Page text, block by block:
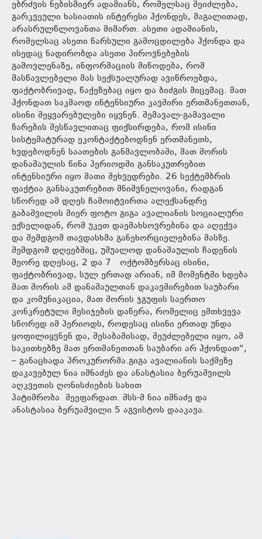
ებრძვის ნებისმიერ ადამიანს, რომელსაც შეიძლება,
გარკვეული ხასიათის ინტერესი ჰქონდეს, მაგალითად,
არასრულწლოვანთა მიმართ. ასეთი ადამიანის,
რომელსაც ასეთი წარსული გამოცდილება ჰქონდა და
ისედაც ნადირობდა ასეთი პიროვნებების
გამოვლენაზე, ინფორმაციის მიწოდება, რომ
მასწავლებელი მას სექსუალურად ავიწროებდა,
ფაქტობრივად, წაქეზებაც იყო და ბიძგის მიცემაც. მათ
ჰქონდათ საკმაოდ ინტენსიური კავშირი ერთმანეთთან,
ისინი შეყვარებულები იყვნენ. შემავალ-გამავალი
ზარების შესწავლითაც ფიქსირდება, რომ ისინი
სისტემატურად ეკონტაქტებოდნენ ერთმანეთს,
ხვდებოდნენ საათების განმავლობაში, მათ შორის
დანაშაულის წინა პერიოდში განსაკუთრებით
ინტენსიური იყო მათი შეხვედრები. 26 სექტემბრის
ფაქტია განსაკუთრებით მნიშვნელოვანი, რადგან
სწორედ ამ დღეს ჩამოიტვირთა ალექსანდრე
გაბაშვილის მიერ ფოტო გიგა ავალიანის სოციალური
ექსელიდან, რომ უკეთ დაემახსოვრებინა და აღექვა
და შემდგომ თავდასხმა განეხორციელებინა მასზე.
შემდგომ დღეებშიც, უშუალოდ დანაშაულის ჩადენის
მეორე დღესაც, 2 და 7 ოქტომბერსაც ისინი,
ფაქტობრივად, სულ ერთად არიან, იმ მომენტში ხდება
მათ შორის ამ დანაშაულთან დაკავშირებით საუბარი
და კომუნიკაცია, მათ შორის ჯგუფის საერთო
კონკრეტული მესიჯების დაწერა, რომელიც ემთხვევა
სწორედ იმ პერიოდს, როდესაც ისინი ერთად უნდა
ყოფილიყვნენ და, შესაბამისად, შეუძლებელი იყო, ამ
საკითხებზე მათ ერთმანეთთან საუბარი არ ჰქონდათ“,
– განაცხადა პროკურორმა.გიგა ავალიანის საქმეზე
დაკავებულ ნია იმნაძეს და ანასტასია ბერუაშვილს
აღკვეთის ღონისძიების სახით
პატიმრობა შეეფარდათ. შსს-მ ნია იმნაძე და
ანასტასია ბერუაშვილი 5 აგვისტოს დააკავა.